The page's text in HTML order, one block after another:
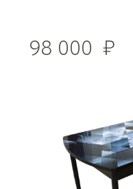
98 000 ₽